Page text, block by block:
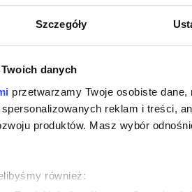
Szczegóły
danych
przetwarzamy Twoje osobiste
reklam i treści,
produktów. Masz wybór
również:
Potrzebujesz